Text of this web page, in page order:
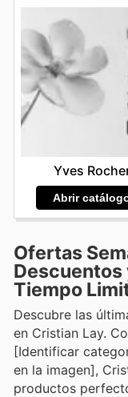
Yves
Abrir
Ofertas
Descuentos
Tiempo
Descubre las
en Cristian Lay.
[Identificar
en la imagen],
productos